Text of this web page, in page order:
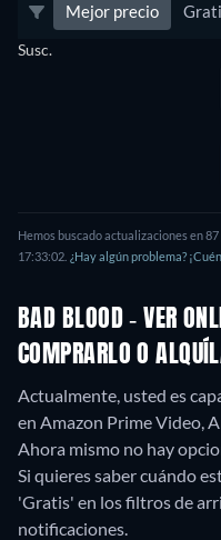
Mejor precio
Susc.
Hemos buscado actualizaciones en
17:33:02. ¿Hay algún problema?
BAD BLOOD - VER
COMPRARLO O
Actualmente, usted es
en Amazon Prime Video,
Ahora mismo no hay
Si quieres saber cuándo
'Gratis' en los filtros de
notificaciones.